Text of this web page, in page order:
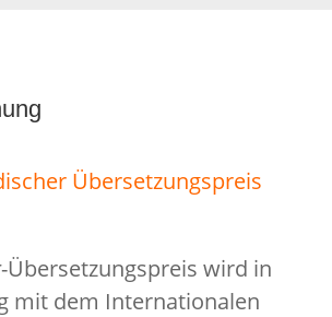
Übersetzungspreis
-Übersetzungspreis wird in
mit dem Internationalen